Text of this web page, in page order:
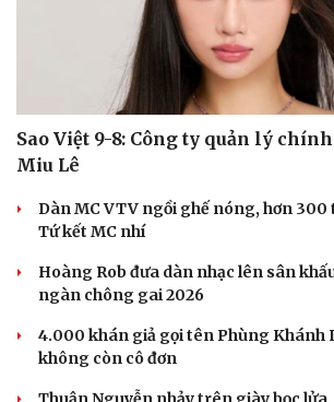
Du lịch
Tư vấn
check-in
Podcast
Cửa sổ
Hạt
Sao Việt 9-8: Công ty quản lý
Miu Lê
Dàn MC VTV ngồi ghế nóng, hơn 300
Tứ kết MC nhí
Hoàng Rob đưa dàn nhạc lên sân
ngàn chông gai 2026
4.000 khán giả gọi tên Phùng Khánh
không còn cô đơn